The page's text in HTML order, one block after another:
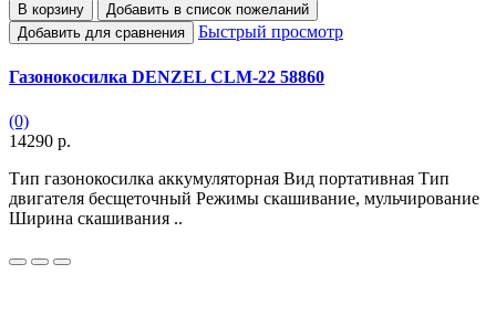
В корзину
Добавить в список пожеланий
Добавить для сравнения
Быстрый просмотр
Газонокосилка DENZEL CLM-22 58860
(0)
14290 р.
Тип газонокосилка аккумуляторная Вид портативная Тип
двигателя бесщеточный Режимы скашивание, мульчирование
Ширина скашивания ..